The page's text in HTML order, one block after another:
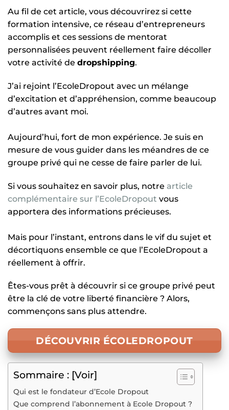
Au fil de cet article, vous découvrirez si cette
formation intensive, ce réseau d’entrepreneurs
accomplis et ces sessions de mentorat
personnalisées peuvent réellement faire décoller
votre activité de dropshipping.
J’ai rejoint l’EcoleDropout avec un mélange
d’excitation et d’appréhension, comme beaucoup
d’autres avant moi.
Aujourd’hui, fort de mon expérience. Je suis en
mesure de vous guider dans les méandres de ce
groupe privé qui ne cesse de faire parler de lui.
Si vous souhaitez en savoir plus, notre article
complémentaire sur l’EcoleDropout vous
apportera des informations précieuses.
Mais pour l’instant, entrons dans le vif du sujet et
décortiquons ensemble ce que l’EcoleDropout a
réellement à offrir.
Êtes-vous prêt à découvrir si ce groupe privé peut
être la clé de votre liberté financière ? Alors,
commençons sans plus attendre.
DÉCOUVRIR ÉCOLEDROPOUT
Sommaire : [Voir]
Qui est le fondateur d’Ecole Dropout
Que comprend l’abonnement à Ecole Dropout ?